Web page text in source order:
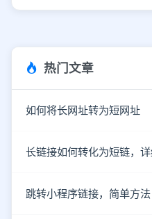
热门文章
如何将长网址转为短网址
长链接如何转化为短链，
跳转小程序链接，简单方